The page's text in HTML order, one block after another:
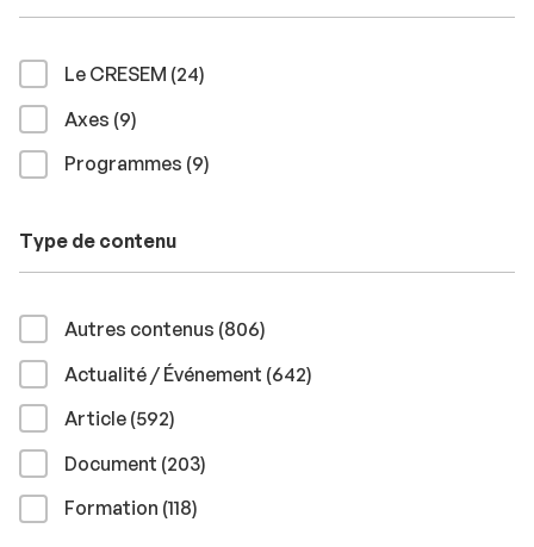
Le CRESEM (24résultats
)
Axes (9résultats
)
Programmes (9résultats
)
Type de contenu
Autres contenus (806résultats
)
Actualité / Événement (642résultats
)
Article (592résultats
)
Document (203résultats
)
Formation (118résultats
)